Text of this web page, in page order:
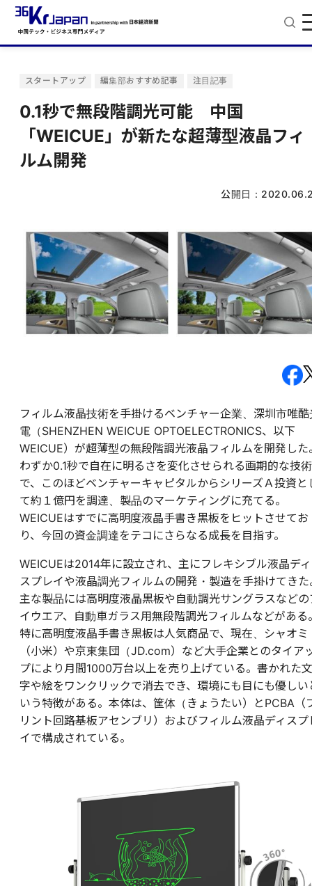
スタートアップ 編集部おすすめ記事 注目記事
0.1秒で無段階調光可能 中国
「WEICUE」が新たな超薄型液晶フィ
ルム開発
公開日：
フィルム液晶技術を手掛けるベンチャー企業、深圳市唯酷
電（SHENZHEN WEICUE OPTOELECTRONICS、以下
WEICUE）が超薄型の無段階調光液晶フィルムを開発した
わずか0.1秒で自在に明るさを変化させられる画期的な技術
で、このほどベンチャーキャピタルからシリーズＡ投資と
て約１億円を調達、製品のマーケティングに充てる。
WEICUEはすでに高明度液晶手書き黒板をヒットさせてお
り、今回の資金調達をテコにさらなる成長を目指す。
WEICUEは2014年に設立され、主にフレキシブル液晶ディ
スプレイや液晶調光フィルムの開発・製造を手掛けてきた
主な製品には高明度液晶黒板や自動調光サングラスなどの
イウエア、自動車ガラス用無段階調光フィルムなどがある
特に高明度液晶手書き黒板は人気商品で、現在、シャオミ
（小米）や京東集団（JD.com）など大手企業とのタイア
プにより月間1000万台以上を売り上げている。書かれた文
字や絵をワンクリックで消去でき、環境にも目にも優しい
いう特徴がある。本体は、筐体（きょうたい）とPCBA（
リント回路基板アセンブリ）およびフィルム液晶ディスプ
イで構成されている。